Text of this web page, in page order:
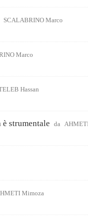
SCALABRINO Marco
Marco
Hassan
strumentale da
Mimoza